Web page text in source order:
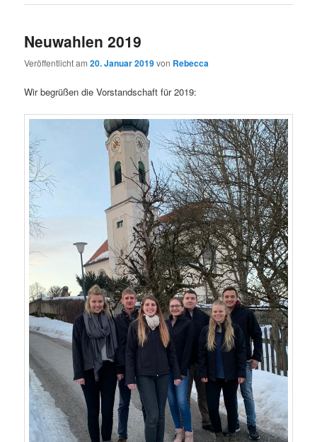
Neuwahlen 2019
Veröffentlicht am20. Januar 2019von Rebecca
Wir begrüßen die Vorstandschaft für 2019: